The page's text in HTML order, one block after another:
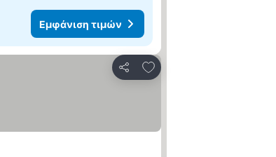
Εμφάνιση τιμών
Κοινοποίηση
Προσθήκη στα αγαπημένα